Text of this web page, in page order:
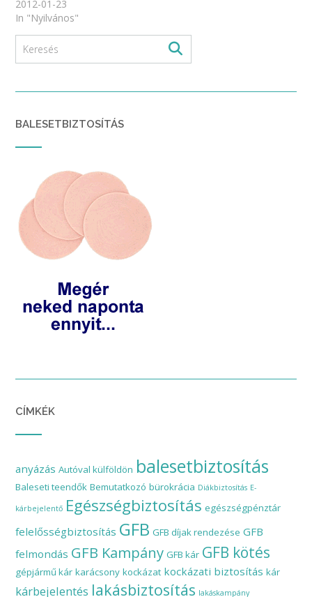
2012-01-23
In "Nyilvános"
BALESETBIZTOSÍTÁS
CÍMKÉK
anyázás Autóval külföldön balesetbiztosítás
Baleseti teendők Bemutatkozó bürokrácia Diákbiztosítás E-
kárbejelentő Egészségbiztosítás egészségpénztár
felelősségbiztosítás GFB GFB díjak rendezése GFB
felmondás GFB Kampány GFB kár GFB kötés
gépjármű kár karácsony kockázat kockázati biztosítás kár
kárbejelentés lakásbiztosítás lakáskampány